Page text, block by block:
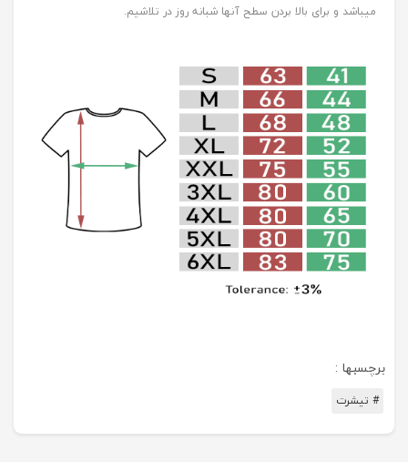
میباشد و برای بالا بردن سطح آنها شبانه روز در تلاشیم.
برچسبها :
# تیشرت